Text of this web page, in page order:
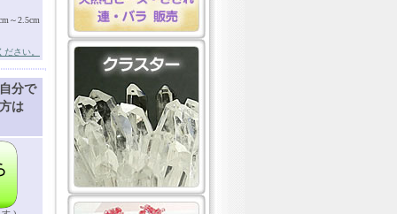
～2.5cm
さい。
分で
は